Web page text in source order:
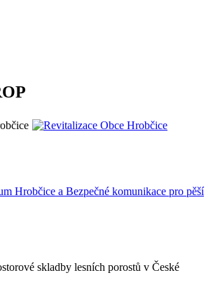
skladby lesních porostů v České